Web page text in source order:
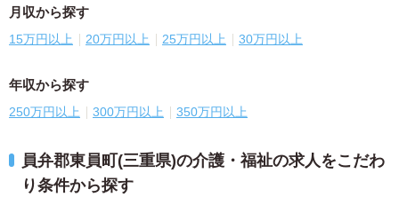
月収から探す
15万円以上 20万円以上 25万円以上 30万円以上
年収から探す
250万円以上 300万円以上 350万円以上
員弁郡東員町(三重県)の介護・福祉の求人をこだわ
り条件から探す